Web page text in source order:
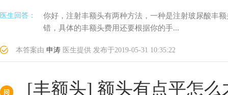
医生回答：
你好，注射丰额头有两种方法，一种是注射玻尿酸丰
错，具体的丰额头费用还要根据你的手...
本答案由 申涛 医生提供 发布于2019-05-31 10:35:22
[丰额头] 额头有点平怎